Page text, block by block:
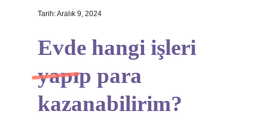
Tarih: Aralık 9, 2024
Evde hangi işleri
yapıp para
kazanabilirim?